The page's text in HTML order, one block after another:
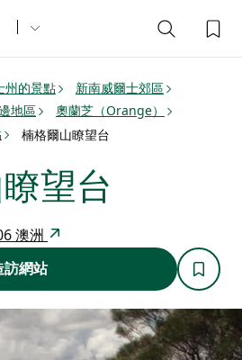
州的景點
新南威爾士郊區
地區
奧蘭芝（Orange）
楠格爾山瞭望台
望台
澳洲
訪網站